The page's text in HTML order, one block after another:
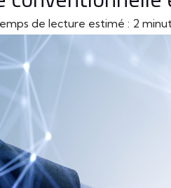
de lecture estimé : 2